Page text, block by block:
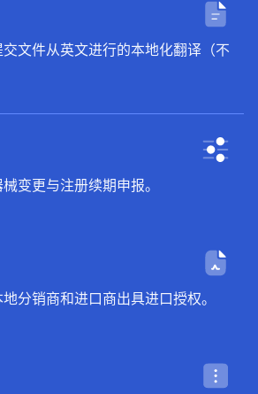
文件从英文进行的本地化翻译（不
变更与注册续期申报。
分销商和进口商出具进口授权。